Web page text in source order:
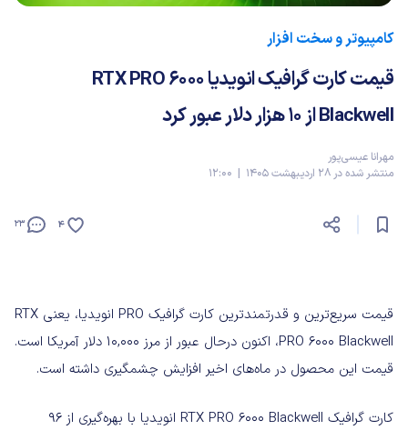
کامپیوتر و سخت افزار
قیمت کارت گرافیک انویدیا RTX PRO 6000
Blackwell از ۱۰ هزار دلار عبور کرد
مهرانا عیسی‌پور
منتشر شده در 28 اردیبهشت 1405 | 12:00
23 4
قیمت سریع‌ترین و قدرتمندترین کارت گرافیک PRO انویدیا، یعنی RTX
PRO 6000 Blackwell، اکنون درحال عبور از مرز 10,000 دلار آمریکا است.
قیمت این محصول در ماه‌های اخیر افزایش چشمگیری داشته است.
کارت گرافیک RTX PRO 6000 Blackwell انویدیا با بهره‌گیری از 96